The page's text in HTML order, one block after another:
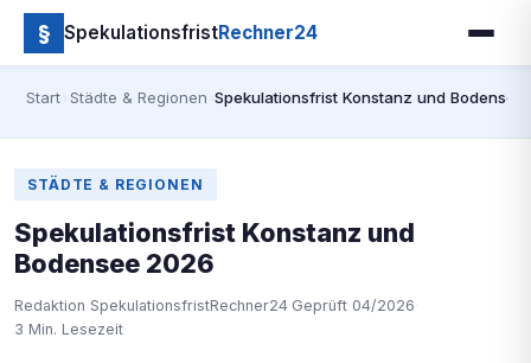
§ SpekulationsfristRechner24
Start Städte & Regionen ›Spekulationsfrist Konstanz und Bodensee
STÄDTE & REGIONEN
Spekulationsfrist Konstanz und
Bodensee 2026
Redaktion SpekulationsfristRechner24 Geprüft 04/2026
3 Min. Lesezeit